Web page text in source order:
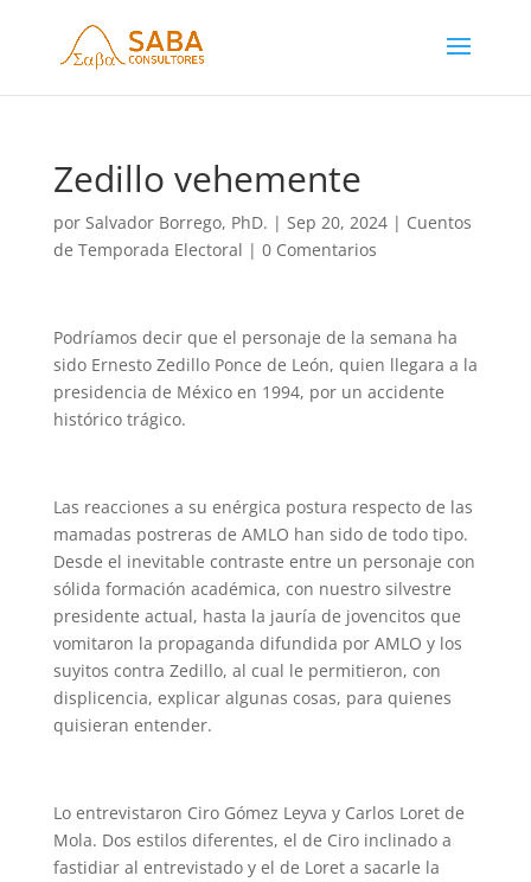
Zedillo vehemente
por Salvador Borrego, PhD. | Sep 20, 2024| Cuentos
de Temporada Electoral | 0 Comentarios
Podríamos decir que el personaje de la semana ha
sido Ernesto Zedillo Ponce de León, quien llegara a la
presidencia de México en 1994, por un accidente
histórico trágico.
Las reacciones a su enérgica postura respecto de las
mamadas postreras de AMLO han sido de todo tipo.
Desde el inevitable contraste entre un personaje con
sólida formación académica, con nuestro silvestre
presidente actual, hasta la jauría de jovencitos que
vomitaron la propaganda difundida por AMLO y los
suyitos contra Zedillo, al cual le permitieron, con
displicencia, explicar algunas cosas, para quienes
quisieran entender.
Lo entrevistaron Ciro Gómez Leyva y Carlos Loret de
Mola. Dos estilos diferentes, el de Ciro inclinado a
fastidiar al entrevistado y el de Loret a sacarle la